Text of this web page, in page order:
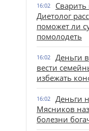
16:02
Сварить
Диетолог
поможет ли
помолодеть
16:02
Деньги
вести
избежать
16:02
Деньги
Мясников
болезни